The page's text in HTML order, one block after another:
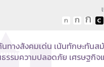
ทางสังคมเด่น เน้นทักษะทันส
รรมความปลอดภัย เศรษฐกิจ